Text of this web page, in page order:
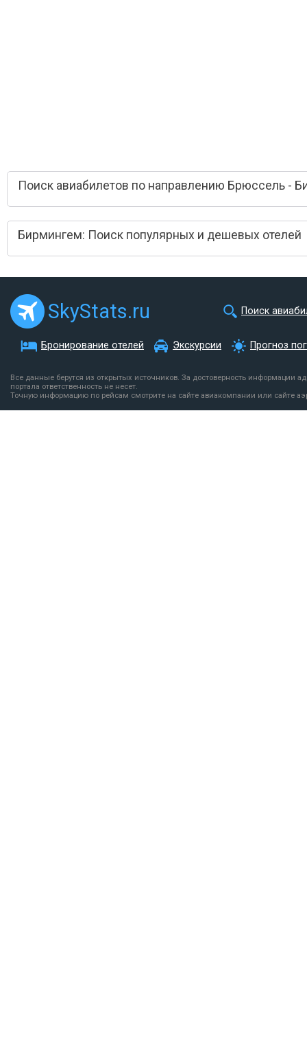
Поиск авиабилетов по направлению Брюссель -
Бирмингем: Поиск популярных и дешевых отелей
SkyStats.ru Поиск
Бронирование отелей Экскурсии Прогноз
Все данные берутся из открытых источников. За достоверность информации
портала ответственность не несет.
Точную информацию по рейсам смотрите на сайте авиакомпании или сайте